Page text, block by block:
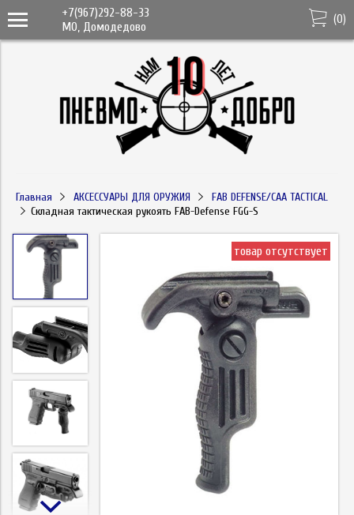
+7(967)292-88-33
МО, Домодедово
(0)
Главная АКСЕССУАРЫ ДЛЯ ОРУЖИЯ
FAB DEFENSE/CAA TACTICAL
Складная тактическая рукоять FAB-Defense FGG-S
товар отсутствует